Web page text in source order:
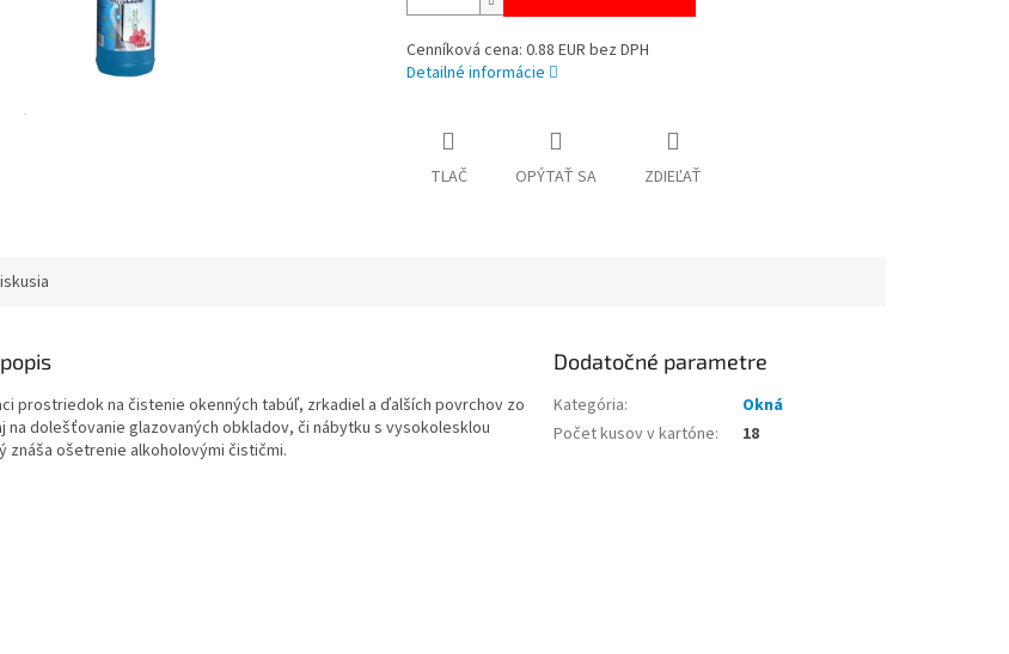
Cenníková cena: 0.88 EUR bez DPH
Detailné informácie
TLAČ OPÝTAŤ SA ZDIEĽAŤ
prostriedok na čistenie okenných tabúľ, zrkadiel a ďalších povrchov zo
na dolešťovanie glazovaných obkladov, či nábytku s vysokolesklou
znáša ošetrenie alkoholovými čističmi.
Dodatočné parametre
Kategória:
Okná
Počet kusov v kartóne: 18